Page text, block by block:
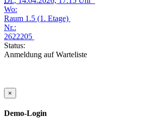
Wo:
Raum 1.5 (1. Etage)
Nr.:
2622205
Status:
Anmeldung auf Warteliste
×
Demo-Login